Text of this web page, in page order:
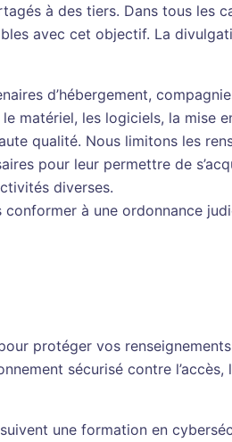
à des tiers. Dans tous les
avec cet objectif. La
d’hébergement,
matériel, les logiciels, la mise
qualité. Nous limitons les
pour leur permettre de
diverses.
à une ordonnance
protéger vos
sécurisé contre
une formation en